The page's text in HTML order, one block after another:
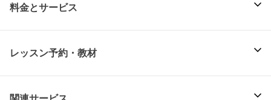
料金とサービス
レッスン予約・教材